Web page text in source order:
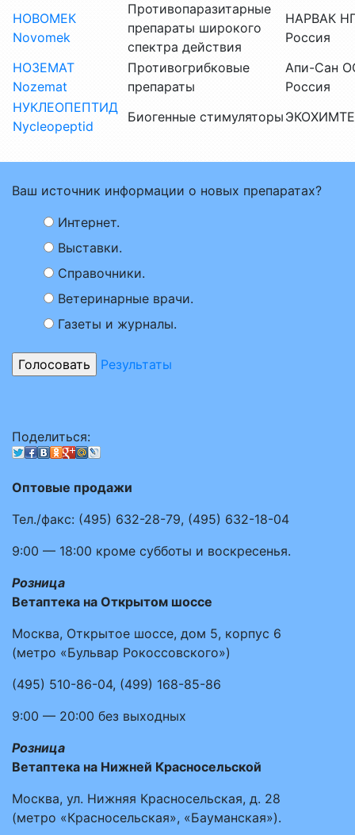
НОВОМЕК
Novomek
Противопаразитарные
препараты широкого
спектра действия
НАРВАК
Россия
НОЗЕМАТ
Nozemat
Противогрибковые
препараты
Апи-Сан
Россия
НУКЛЕОПЕПТИД
Nycleopeptid
Биогенные стимуляторы
Ваш источник информации о новых препаратах?
Интернет.
Выставки.
Справочники.
Ветеринарные врачи.
Газеты и журналы.
Результаты
Поделиться:
Оптовые продажи
Тел./факс: (495) 632-28-79, (495) 632-18-04
9:00 — 18:00 кроме субботы и воскресенья.
Розница
Ветаптека на Открытом шоссе
Москва, Открытое шоссе, дом 5, корпус 6
(метро «Бульвар Рокоссовского»)
(495) 510-86-04, (499) 168-85-86
9:00 — 20:00 без выходных
Розница
Ветаптека на Нижней Красносельской
Москва, ул. Нижняя Красносельская, д. 28
(метро «Красносельская», «Бауманская»).